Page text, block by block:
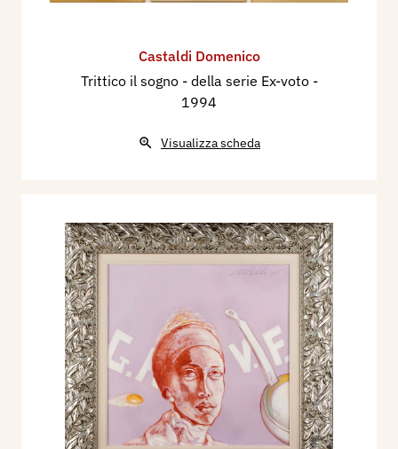
Castaldi Domenico
Trittico il sogno - della serie Ex-voto -
1994
Visualizza scheda